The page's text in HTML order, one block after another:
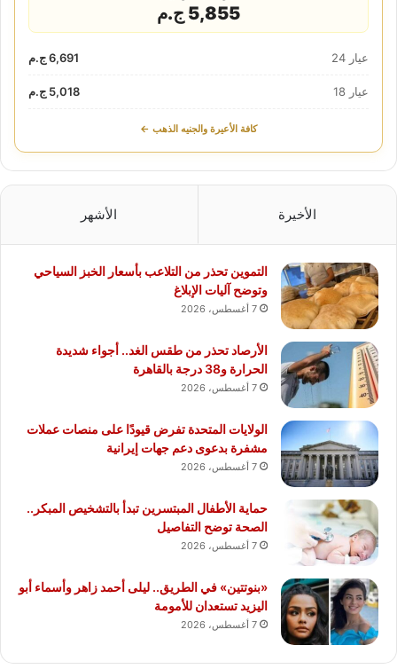
5,855 ج.م
عيار 24 6,691 ج.م
عيار 18 5,018 ج.م
كافة الأعيرة والجنيه الذهب ←
الأخيرة الأشهر
التموين تحذر من التلاعب بأسعار الخبز السياحي
وتوضح آليات الإبلاغ
7 أغسطس، 2026
الأرصاد تحذر من طقس الغد.. أجواء شديدة
الحرارة و38 درجة بالقاهرة
7 أغسطس، 2026
الولايات المتحدة تفرض قيودًا على منصات عملات
مشفرة بدعوى دعم جهات إيرانية
7 أغسطس، 2026
حماية الأطفال المبتسرين تبدأ بالتشخيص المبكر..
الصحة توضح التفاصيل
7 أغسطس، 2026
«بنوتتين» في الطريق.. ليلى أحمد زاهر وأسماء أبو
اليزيد تستعدان للأمومة
7 أغسطس، 2026